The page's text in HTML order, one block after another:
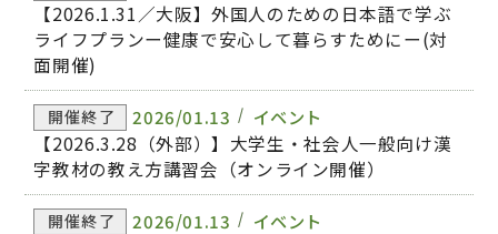
【2026.1.31／大阪】外国人のための日本語で学ぶ
ライフプランー健康で安心して暮らすためにー(対
面開催)
開催終了 2026/01.13 イベント
【2026.3.28（外部）】大学生・社会人一般向け漢
字教材の教え方講習会（オンライン開催）
開催終了 2026/01.13 イベント